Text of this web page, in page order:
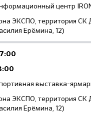
центр
ЭКСПО, территория СК
Ерёмина, 12)
выставка-
ЭКСПО, территория СК
Ерёмина, 12)